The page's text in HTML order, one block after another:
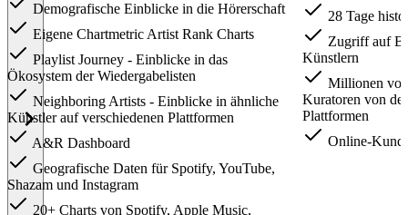
Demografische Einblicke in die Hörerschaft
Eigene Chartmetric Artist Rank Charts
Playlist Journey - Einblicke in das
Ökosystem der Wiedergabelisten
Neighboring Artists - Einblicke in ähnliche
Künstler auf verschiedenen Plattformen
A&R Dashboard
Geografische Daten für Spotify, YouTube,
Shazam und Instagram
20+ Charts von Spotify, Apple Music,
28 Tage
Zugriff auf
Künstlern
Millionen
Kuratoren von
Plattformen
Online-